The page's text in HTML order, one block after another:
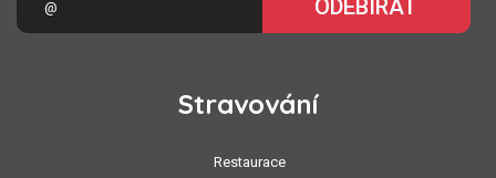
ODEBÍRAT
Stravování
Restaurace